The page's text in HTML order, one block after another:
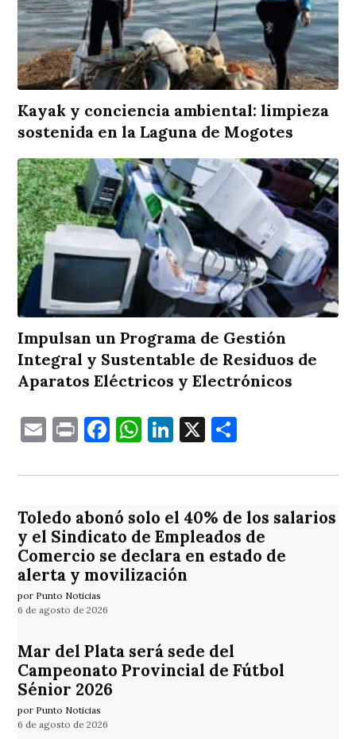
Kayak y conciencia ambiental: limpieza
sostenida en la Laguna de Mogotes
Impulsan un Programa de Gestión
Integral y Sustentable de Residuos de
Aparatos Eléctricos y Electrónicos
EmailPrintFacebook
WhatsApp
LinkedIn
X
Toledo abonó solo el 40% de los salarios
y el Sindicato de Empleados de
Comercio se declara en estado de
alerta y movilización
por Punto Noticias
6 de agosto de 2026
Mar del Plata será sede del
Campeonato Provincial de Fútbol
Sénior 2026
por Punto Noticias
6 de agosto de 2026